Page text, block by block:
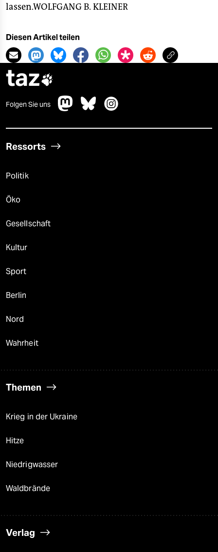
lassen.WOLFGANG B. KLEINER
Diesen Artikel teilen
taz
Folgen Sie uns
Ressorts
Politik
Öko
Gesellschaft
Kultur
Sport
Berlin
Nord
Wahrheit
Themen
Krieg in der Ukraine
Hitze
Niedrigwasser
Waldbrände
Verlag